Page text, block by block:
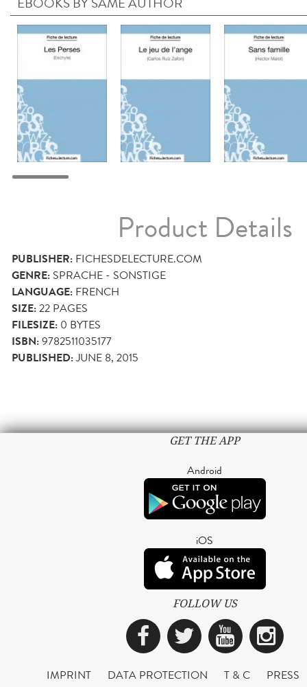
Product Details
PUBLISHER: FICHESDELECTURE.COM
GENRE: SPRACHE - SONSTIGE
LANGUAGE: FRENCH
SIZE:22 PAGES
FILESIZE: 0 BYTES
ISBN:9782511035177
PUBLISHED:JUNE 8, 2015
GET THE APP
Android
iOS
FOLLOW US
Facebook
Twitter
IMPRINT DATA PROTECTION T & C
PRESS